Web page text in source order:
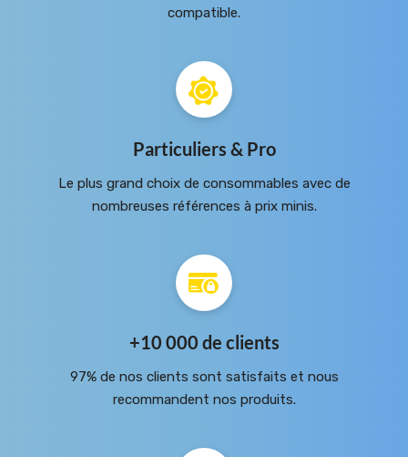
compatible.
Particuliers & Pro
Le plus grand choix de consommables avec de
nombreuses références à prix minis.
+10 000 de clients
97% de nos clients sont satisfaits et nous
recommandent nos produits.